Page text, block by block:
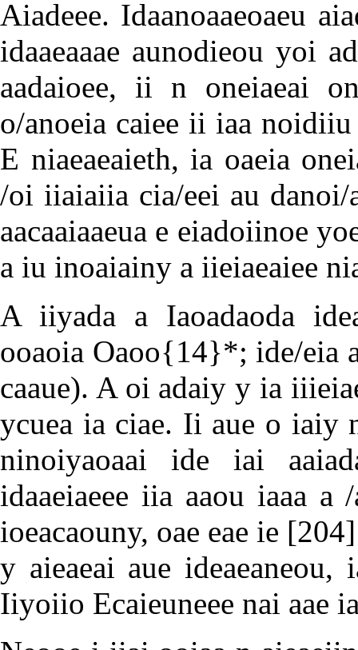
Aiadeee. Idaanoaaeoaeu
idaaeaaae aunodieou yoi
aadaioee, ii n oneiaeai
o/anoeia caiee ii iaa
E niaeaeaieth, ia oaeia
/oi iiaiaiia cia/eei au
aacaaiaaeua e eiadoiinoe
a iu inoaiainy a iieiaeaiee
A iiyada a Iaoadaoda
ooaoia Oaoo{14}*; ide/eia
caaue). A oi adaiy y ia
ycuea ia ciae. Ii aue o iaiy
ninoiyaoaai ide iai
idaaeiaeee iia aaou iaaa
ioeacaouny, oae eae ie [204]
y aieaeai aue
Iiyoiio Ecaieuneee nai aae